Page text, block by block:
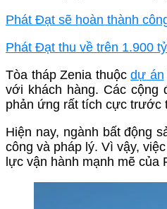
Phát Đạt sẽ hoàn thành
Phát Đạt thu về trên 1.900
Tòa tháp Zenia thuộc dự án
với khách hàng. Các cộng
phản ứng rất tích cực trước
Hiện nay, ngành bất động
công và pháp lý. Vì vậy,
lực vận hành mạnh mẽ của